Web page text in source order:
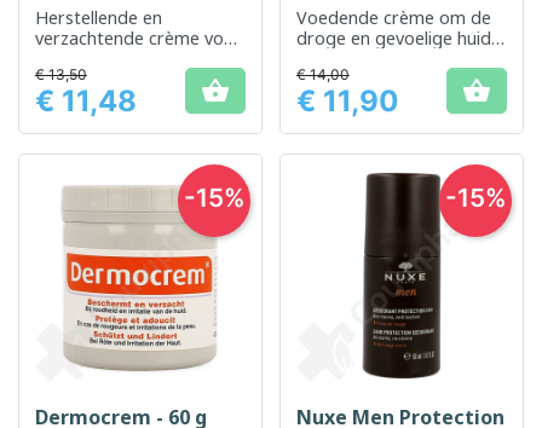
Herstellende en
verzachtende crème voor
geïrriteerde huid
Prijs
€ 13,50
€ 11,48 
Voedende crème om de
droge en gevoelige huid
kalmeren
Prijs
€ 14,00
€ 11,90 
Dermocrem - 60 g
-15%
Nuxe Men Protection
-15%